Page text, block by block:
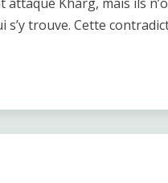
attaqué Kharg, mais ils
s’y trouve. Cette